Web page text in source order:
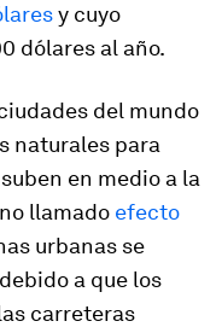
y cuyo
dólares al año.
del mundo
naturales para
en medio a la
llamado efecto
urbanas se
a que los
carreteras